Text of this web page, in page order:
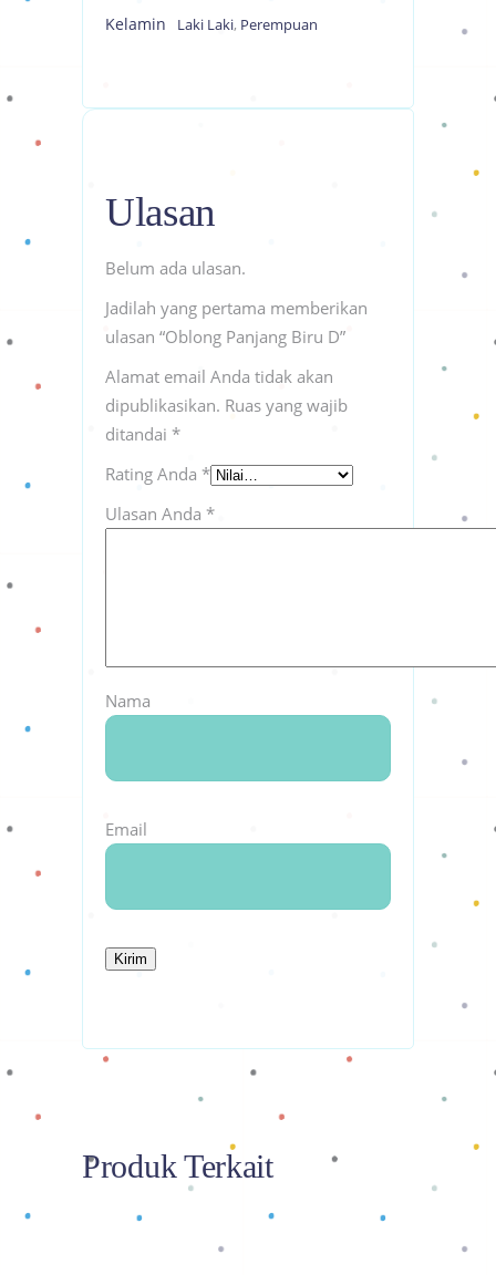
Kelamin Laki Laki, Perempuan
Ulasan
Belum ada ulasan.
Jadilah yang pertama memberikan
ulasan “Oblong Panjang Biru D”
Alamat email Anda tidak akan
dipublikasikan. Ruas yang wajib
ditandai *
Rating Anda *
Ulasan Anda *
Nama
Email
Produk Terkait